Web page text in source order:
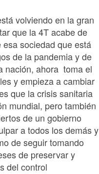
volviendo en la gran
que la 4T acabe de
sociedad que está
de la pandemia y de
nación, ahora toma el
y empieza a cambiar
que la crisis sanitaria
mundial, pero también
de un gobierno
a todos los demás y
de seguir tomando
de preservar y
del control